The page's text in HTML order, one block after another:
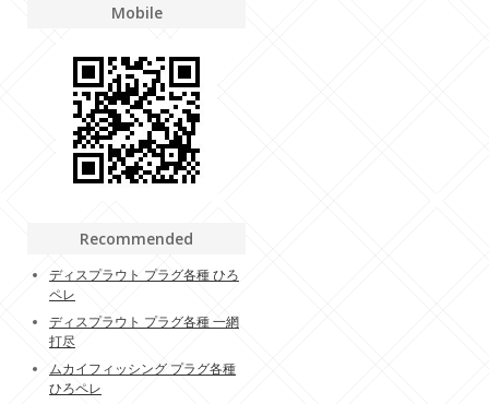
Mobile
Recommended
ディスプラウト プラグ各種 ひろ
ペレ
ディスプラウト プラグ各種 一網
打尽
ムカイフィッシング プラグ各種
ひろペレ